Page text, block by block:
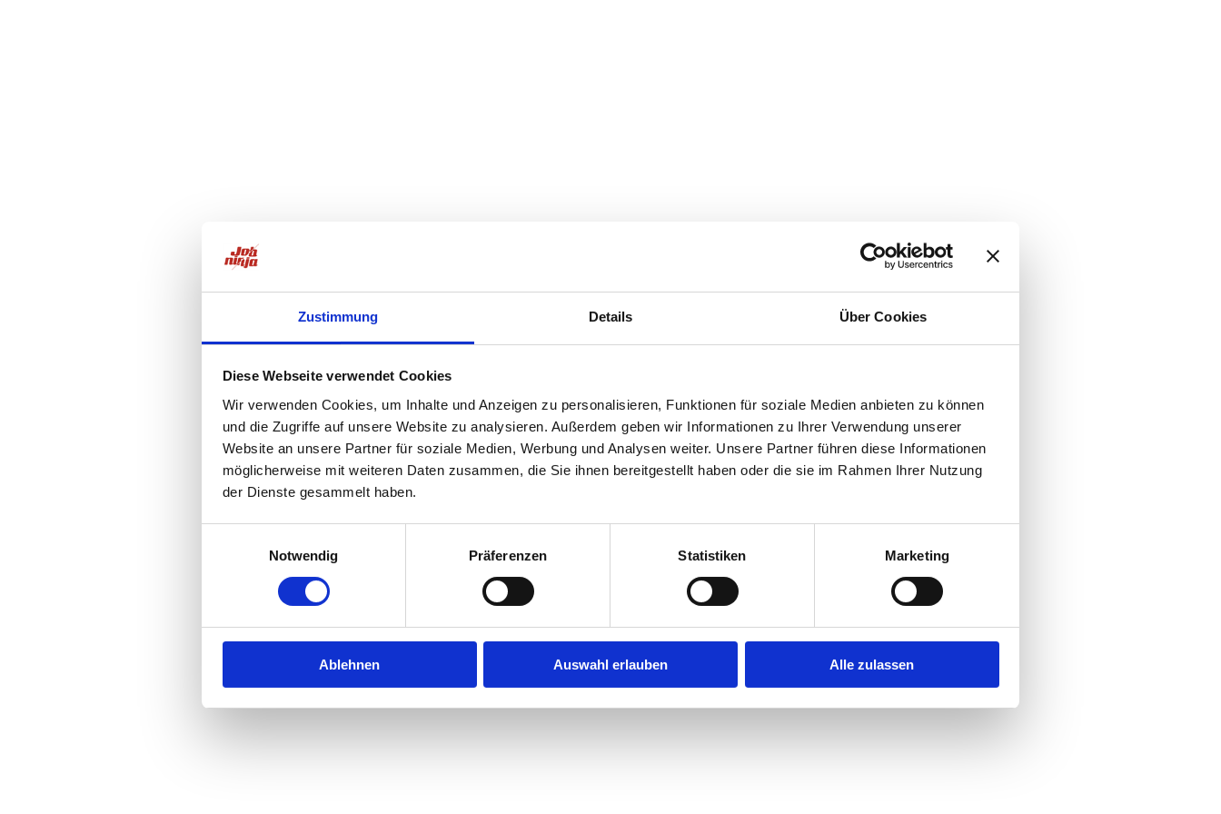
Zustimmung Details Über Cookies
Diese Webseite verwendet Cookies
Wir verwenden Cookies, um Inhalte und Anzeigen zu personalisieren, Funktionen für soziale Medien anbieten zu können
und die Zugriffe auf unsere Website zu analysieren. Außerdem geben wir Informationen zu Ihrer Verwendung unserer
Website an unsere Partner für soziale Medien, Werbung und Analysen weiter. Unsere Partner führen diese Informationen
möglicherweise mit weiteren Daten zusammen, die Sie ihnen bereitgestellt haben oder die sie im Rahmen Ihrer Nutzung
der Dienste gesammelt haben.
Notwendig
Präferenzen Statistiken Marketing
Ablehnen Auswahl erlauben Alle zulassen
Application error: aclient-side exception has occurred while loadingjobninja.com(see the browser consolefor more information).